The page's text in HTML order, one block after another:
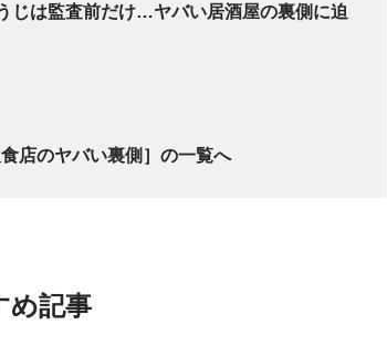
じは監査前だけ…ヤバい居酒屋の裏側に迫
店のヤバい裏側］の一覧へ
め記事